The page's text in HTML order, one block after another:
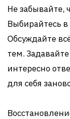
Не забывайте,
Выбирайтесь
Обсуждайте
тем.
интересно
для себя